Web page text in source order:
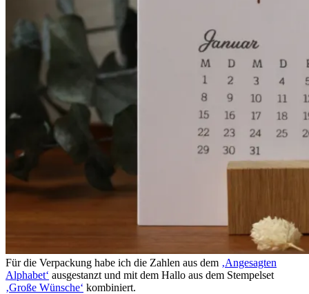
Für die Verpackung habe ich die Zahlen aus dem ‚Angesagten
Alphabet‘ ausgestanzt und mit dem Hallo aus dem Stempelset
‚Große Wünsche‘ kombiniert.